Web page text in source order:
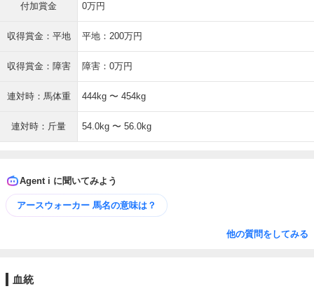
付加賞金 0万円
収得賞金：平地 平地：200万円
収得賞金：障害 障害：0万円
連対時：馬体重 444kg 〜 454kg
連対時：斤量 54.0kg 〜 56.0kg
Agent i に聞いてみよう
アースウォーカー 馬名の意味は？
他の質問をしてみる
血統